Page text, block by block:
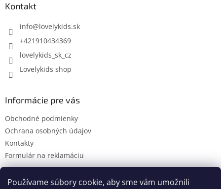
Používame súbory cookie, aby sme vám umožnili
Kontakt
info@lovelykids.sk
+421910434369
lovelykids_sk_cz
Lovelykids shop
Informácie pre vás
Obchodné podmienky
Ochrana osobných údajov
Kontakty
Formulár na reklamáciu